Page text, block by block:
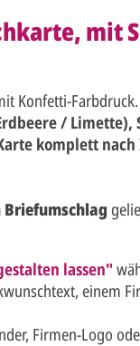
mit
Konfetti-Farbdruck.
/
komplett
lassen"
einem
Firmen-Logo